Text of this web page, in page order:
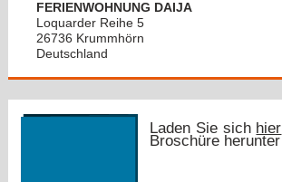
FERIENWOHNUNG DAIJA
Loquarder Reihe 5
26736 Krummhörn
Deutschland
Laden Sie sich hier
Broschüre herunter